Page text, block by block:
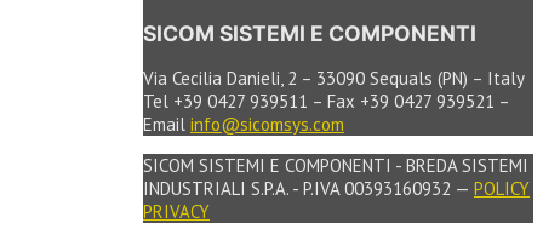
SICOM SISTEMI E COMPONENTI
Via Cecilia Danieli, 2 – 33090 Sequals (PN) – Italy
Tel +39 0427 939511 – Fax +39 0427 939521 –
Email info@sicomsys.com
SICOM SISTEMI E COMPONENTI - BREDA SISTEMI
INDUSTRIALI S.P.A. - P.IVA 00393160932 — POLICY
PRIVACY